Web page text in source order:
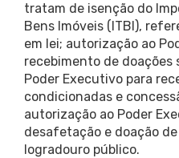
tratam de isenção do
Bens Imóveis (ITBI),
em lei; autorização ao
recebimento de doações
Poder Executivo para
condicionadas e
autorização ao Poder
desafetação e doação
logradouro público.